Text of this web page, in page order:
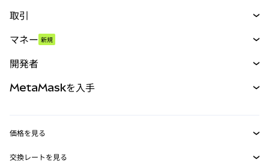
取引
パーペチュアル
RWA
マネー 新規
開発者
MetaMask Connect
MetaMaskを入手
価格を見る
イーサリアムの価格
交換レートを見る